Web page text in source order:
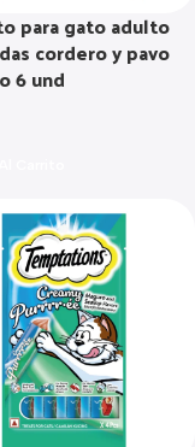
para gato adulto
cordero y pavo
6 und